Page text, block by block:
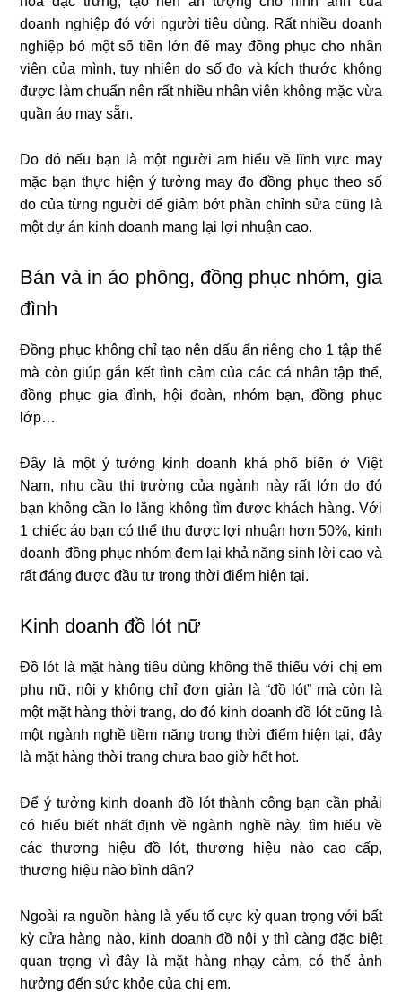
doanh nghiệp đó với người tiêu dùng. Rất nhiều doanh
nghiệp bỏ một số tiền lớn để may đồng phục cho nhân
viên của mình, tuy nhiên do số đo và kích thước không
được làm chuẩn nên rất nhiều nhân viên không mặc vừa
quần áo may sẵn.
Do đó nếu bạn là một người am hiểu về lĩnh vực may
mặc bạn thực hiện ý tưởng may đo đồng phục theo số
đo của từng người để giảm bớt phần chỉnh sửa cũng là
một dự án kinh doanh mang lại lợi nhuận cao.
Bán và in áo phông, đồng phục nhóm, gia
đình
Đồng phục không chỉ tạo nên dấu ấn riêng cho 1 tập thể
mà còn giúp gắn kết tình cảm của các cá nhân tập thể,
đồng phục gia đình, hội đoàn, nhóm bạn, đồng phục
lớp…
Đây là một ý tưởng kinh doanh khá phổ biến ở Việt
Nam, nhu cầu thị trường của ngành này rất lớn do đó
bạn không cần lo lắng không tìm được khách hàng. Với
1 chiếc áo bạn có thể thu được lợi nhuận hơn 50%, kinh
doanh đồng phục nhóm đem lại khả năng sinh lời cao và
rất đáng được đầu tư trong thời điểm hiện tại.
Kinh doanh đồ lót nữ
Đồ lót là mặt hàng tiêu dùng không thể thiếu với chị em
phụ nữ, nội y không chỉ đơn giản là “đồ lót” mà còn là
một mặt hàng thời trang, do đó kinh doanh đồ lót cũng là
một ngành nghề tiềm năng trong thời điểm hiện tại, đây
là mặt hàng thời trang chưa bao giờ hết hot.
Để ý tưởng kinh doanh đồ lót thành công bạn cần phải
có hiểu biết nhất định về ngành nghề này, tìm hiểu về
các thương hiệu đồ lót, thương hiệu nào cao cấp,
thương hiệu nào bình dân?
Ngoài ra nguồn hàng là yếu tố cực kỳ quan trọng với bất
kỳ cửa hàng nào, kinh doanh đồ nội y thì càng đặc biệt
quan trọng vì đây là mặt hàng nhạy cảm, có thể ảnh
hưởng đến sức khỏe của chị em.